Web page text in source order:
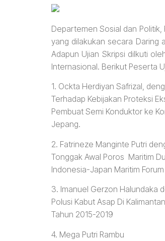
Departemen Sosial dan Politik,
yang dilakukan secara Daring
Adapun Ujian Skripsi diIkuti
Internasional. Berikut Peserta
1. Ockta Herdiyan Safrizal,
Terhadap Kebijakan Proteksi
Pembuat Semi Konduktor ke
Jepang.
2. Fatrineze Manginte Putri
Tonggak Awal Poros Maritim
Indonesia-Japan Maritim
3. Imanuel Gerzon Halundaka
Polusi Kabut Asap Di
Tahun 2015-2019
4. Mega Putri Rambu